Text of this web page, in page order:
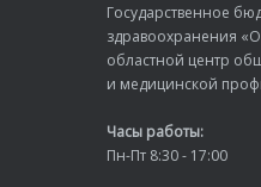
Государственное
здравоохранения
областной центр
и медицинской
Часы работы:
Пн-Пт 8:30 - 17:00